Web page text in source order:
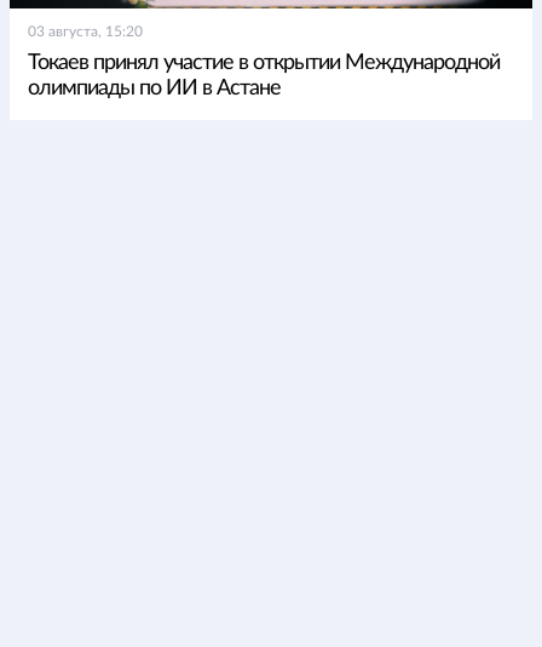
03 августа, 15:20
Токаев принял участие в открытии Международной
олимпиады по ИИ в Астане